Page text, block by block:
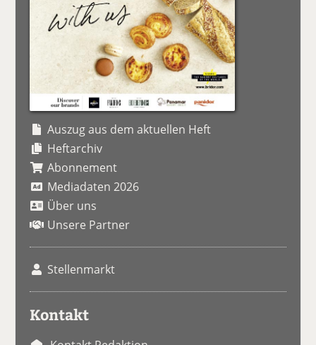
Auszug aus dem aktuellen Heft
Heftarchiv
Abonnement
Mediadaten 2026
Über uns
Unsere Partner
Stellenmarkt
Kontakt